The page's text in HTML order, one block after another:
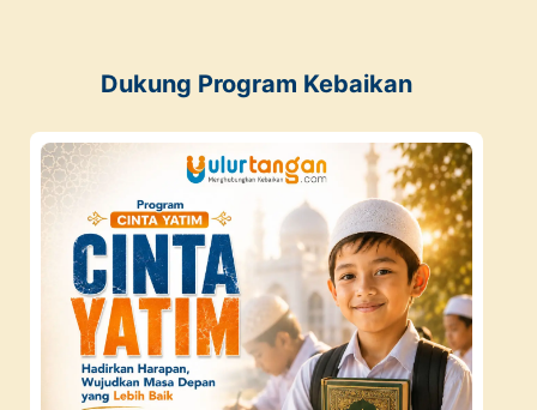
Dukung Program Kebaikan